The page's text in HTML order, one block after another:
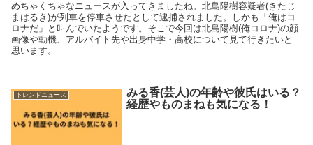
めちゃくちゃなニュースが入ってきましたね。北島陽樹容疑者(きたじ
まはるき)が列車を停車させたとして逮捕されました。しかも「俺はコ
ロナだ」と叫んでいたようです。そこで今回は北島陽樹(俺コロナ)の顔
画像や動機、アルバイト先や出身中学・高校について見て行きたいと
思います。
トレンドニュース
みる香(芸人)の年齢や彼氏はいる？
経歴やものまねも気になる！